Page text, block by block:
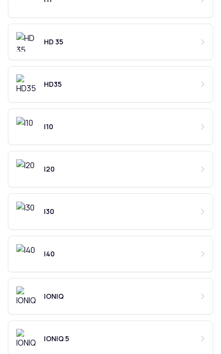
HD 35
HD35
I10
I20
I30
I40
IONIQ
IONIQ 5